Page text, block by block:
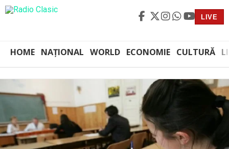
LIVE
HOME NAȚIONAL WORLD ECONOMIE CULTURĂ